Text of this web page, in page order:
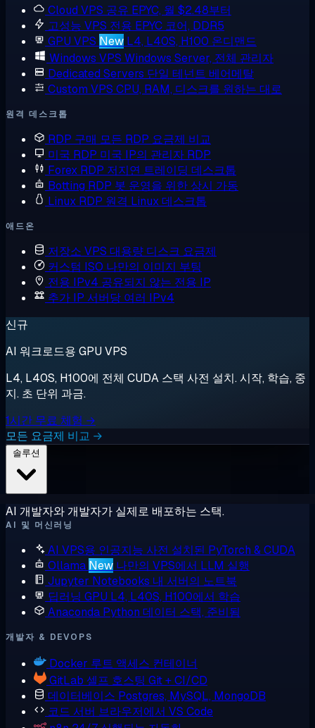
Cloud VPS 공유 EPYC, 월 $2.48부터
고성능 VPS 전용 EPYC 코어, DDR5
GPU VPS New L4, L40S, H100 온디맨드
Windows VPS Windows Server, 전체 관리자
Dedicated Servers 단일 테넌트 베어메탈
Custom VPS CPU, RAM, 디스크를 원하는 대로
원격 데스크톱
RDP 구매 모든 RDP 요금제 비교
미국 RDP 미국 IP의 관리자 RDP
Forex RDP 저지연 트레이딩 데스크톱
Botting RDP 봇 운영을 위한 상시 가동
Linux RDP 원격 Linux 데스크톱
애드온
저장소 VPS 대용량 디스크 요금제
커스텀 ISO 나만의 이미지 부팅
전용 IPv4 공유되지 않는 전용 IP
추가 IP 서버당 여러 IPv4
신규
AI 워크로드용 GPU VPS
L4, L40S, H100에 전체 CUDA 스택 사전 설치. 시작, 학습, 중
지. 초 단위 과금.
1시간 무료 체험 →
모든 요금제 비교 →
AI 개발자와 개발자가 실제로 배포하는 스택.
AI 및 머신러닝
AI VPS용 인공지능 사전 설치된 PyTorch & CUDA
Ollama New 나만의 VPS에서 LLM 실행
Jupyter Notebooks 내 서버의 노트북
딥러닝 GPU L4, L40S, H100에서 학습
Anaconda Python 데이터 스택, 준비됨
개발자 & DEVOPS
Docker 루트 액세스 컨테이너
GitLab 셀프 호스팅 Git + CI/CD
데이터베이스 Postgres, MySQL, MongoDB
코드 서버 브라우저에서 VS Code